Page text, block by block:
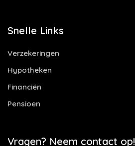
Snelle Links
Verzekeringen
Hypotheken
Financiën
Pensioen
Vragen? Neem contact op!